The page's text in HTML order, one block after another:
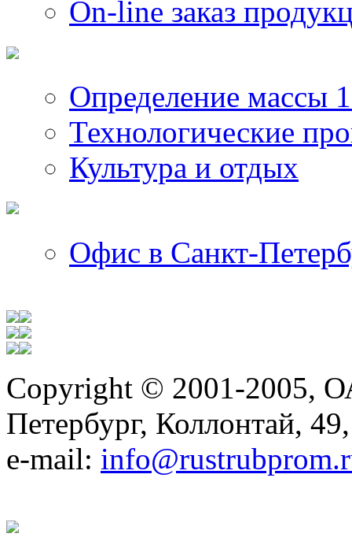
On-line заказ
Определение массы
Технологические
Культура и отдых
Офис в Санкт-
Copyright © 2001-2005,
Петербург, Коллонтай,
е-mail: